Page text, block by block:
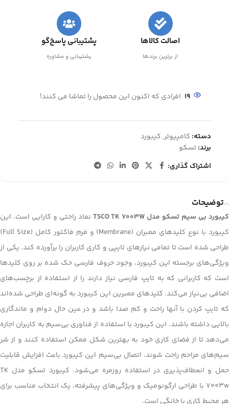
اصالت کالاها
از برترین برندها
پشتیبانی پاسخ‌گو
پشتیبانی و مشاوره
19 افرادی که اکنون این محصول را تماشا می کنند!
دسته: کامپیوتر, کیبورد
برند:تسکو
اشتراک گذاری:
توضیحات
کیبورد بی سیم تسکو مدل TSCO TK 7003W
نماد راحتی و کارایی است. این
کیبورد با نوع کلیدهای ممبران (Membrane) و فرم فاکتور کامل (Full Size)
طراحی شده است تا تمامی نیازهای تایپی و کاری کاربران را برآورده کند. یکی از
ویژگی‌های برجسته این کیبورد، وجود حروف فارسی حک شده بر روی کلیدها
است که کاربرانی که به تایپ فارسی نیاز دارند را از استفاده از برچسب‌های
اضافی بی‌نیاز می‌کند. کلیدهای ممبرین این کیبورد به گونه‌ای طراحی شده‌اند
که تایپ کردن با آنها راحت و کم ‌صدا باشد و در عین حال دوام و ماندگاری
بالایی داشته باشند. این کیبورد با استفاده از فناوری بی‌سیم به کاربران اجازه
می‌دهد تا از فضای کاری خود به بهترین شکل ممکن استفاده کنند و از شر
سیم‌های مزاحم راحت شوند. اتصال بی‌سیم این کیبورد باعث افزایش قابلیت
حمل و انعطاف‌پذیری در استفاده روزمره می‌شود. کیبورد تسکو مدل TK
7003w با طراحی ارگونومیک و ویژگی‌های پیشرفته، یک انتخاب مناسب برای
هر محیط کاری یا خانگی است.